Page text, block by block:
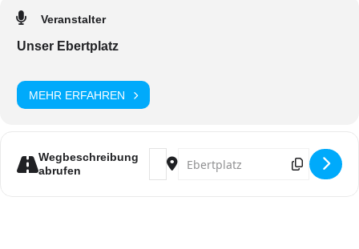
Veranstalter
Unser Ebertplatz
MEHR ERFAHREN
Wegbeschreibung
abrufen
Address - Singender Ebertplatz mit
Destination Address -